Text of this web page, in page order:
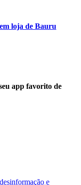
loja de Bauru
app favorito de